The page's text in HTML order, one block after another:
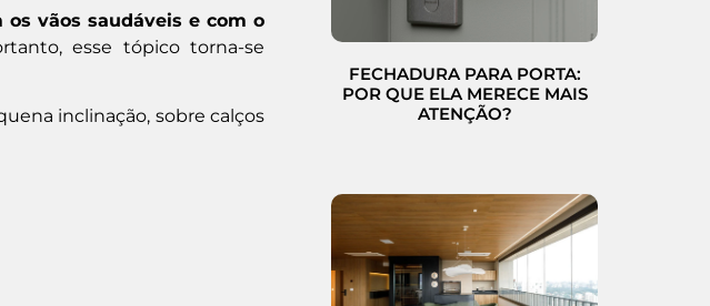
os vãos saudáveis e com o
esse tópico torna-se
inclinação, sobre calços
FECHADURA PARA PORTA:
POR QUE ELA MERECE MAIS
ATENÇÃO?